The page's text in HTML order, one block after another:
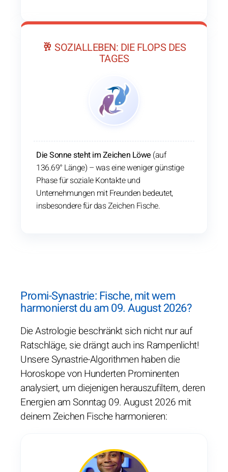
🥂 SOZIALLEBEN: DIE FLOPS DES
TAGES
Die Sonne steht im Zeichen Löwe (auf
136.69° Länge) – was eine weniger günstige
Phase für soziale Kontakte und
Unternehmungen mit Freunden bedeutet,
insbesondere für das Zeichen Fische.
Promi-Synastrie: Fische, mit wem
harmonierst du am 09. August 2026?
Die Astrologie beschränkt sich nicht nur auf
Ratschläge, sie drängt auch ins Rampenlicht!
Unsere Synastrie-Algorithmen haben die
Horoskope von Hunderten Prominenten
analysiert, um diejenigen herauszufiltern, deren
Energien am Sonntag 09. August 2026 mit
deinem Zeichen Fische harmonieren: